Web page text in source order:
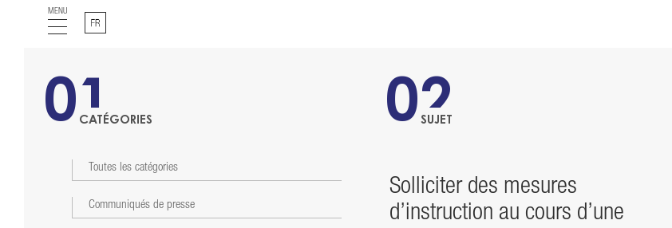
MENU Français
CATÉGORIES
01
Toutes les catégories
Communiqués de presse
SUJET
02
Solliciter des mesures
d’instruction au cours d’une